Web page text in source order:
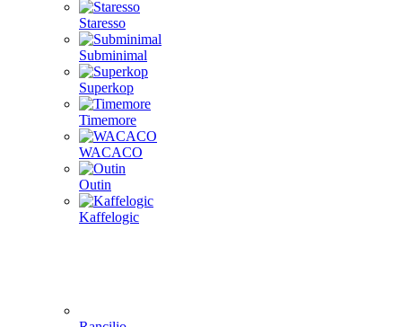
Staresso
Subminimal
Superkop
Timemore
WACACO
Outin
Kaffelogic